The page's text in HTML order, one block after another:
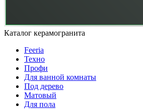
Каталог керамогранита
Feeria
Техно
Профи
Для ванной комнаты
Под дерево
Матовый
Для пола